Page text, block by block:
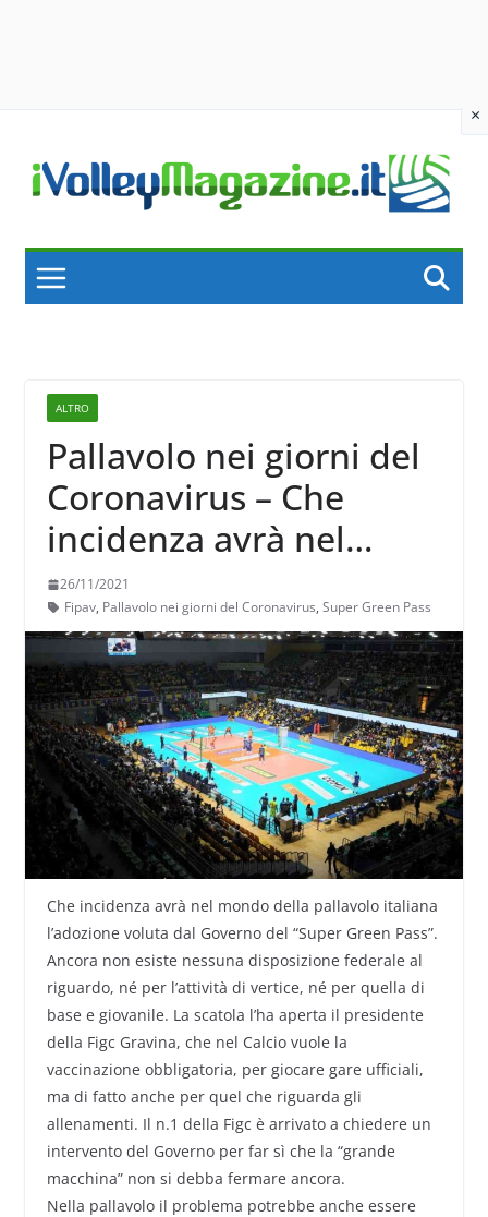
×
content
ALTRO
Pallavolo nei giorni del
Coronavirus – Che
incidenza avrà nel
volley italiano
l’adozione del “Super
Green Pass”?
26/11/2021
Fipav, Pallavolo nei giorni del Coronavirus, Super Green Pass
Che incidenza avrà nel mondo della pallavolo italiana
l’adozione voluta dal Governo del “Super Green Pass”.
Ancora non esiste nessuna disposizione federale al
riguardo, né per l’attività di vertice, né per quella di
base e giovanile. La scatola l’ha aperta il presidente
della Figc Gravina, che nel Calcio vuole la
vaccinazione obbligatoria, per giocare gare ufficiali,
ma di fatto anche per quel che riguarda gli
allenamenti. Il n.1 della Figc è arrivato a chiedere un
intervento del Governo per far sì che la “grande
macchina” non si debba fermare ancora.
Nella pallavolo il problema potrebbe anche essere